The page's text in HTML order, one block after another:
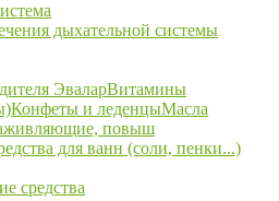
дыхательной системы
ЭваларВитамины
Конфеты и леденцыМасла
повыш
для ванн (соли, пенки...)
средства